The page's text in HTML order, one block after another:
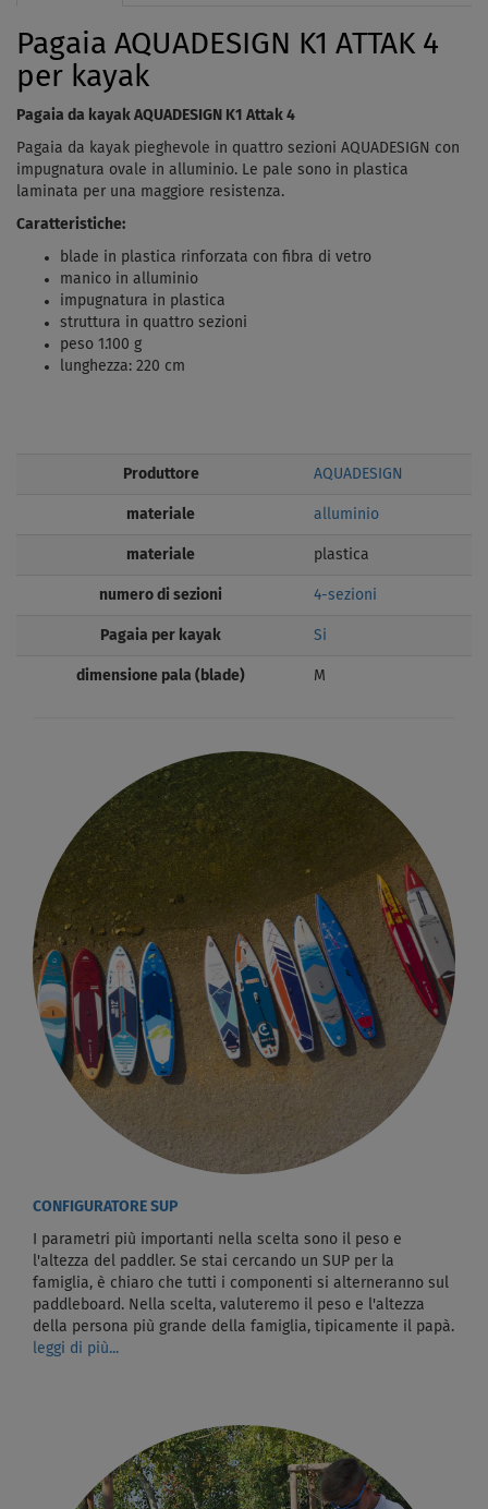
Pagaia AQUADESIGN K1 ATTAK 4
per kayak
Pagaia da kayak AQUADESIGN K1 Attak 4
Pagaia da kayak pieghevole in quattro sezioni AQUADESIGN con
impugnatura ovale in alluminio. Le pale sono in plastica
laminata per una maggiore resistenza.
Caratteristiche:
blade in plastica rinforzata con fibra di vetro
manico in alluminio
impugnatura in plastica
struttura in quattro sezioni
peso 1.100 g
lunghezza: 220 cm
Produttore AQUADESIGN
materiale alluminio
materiale plastica
numero di sezioni 4-sezioni
Pagaia per kayak Si
dimensione pala (blade) M
CONFIGURATORE SUP
I parametri più importanti nella scelta sono il peso e
l'altezza del paddler. Se stai cercando un SUP per la
famiglia, è chiaro che tutti i componenti si alterneranno sul
paddleboard. Nella scelta, valuteremo il peso e l'altezza
della persona più grande della famiglia, tipicamente il papà.
leggi di più...